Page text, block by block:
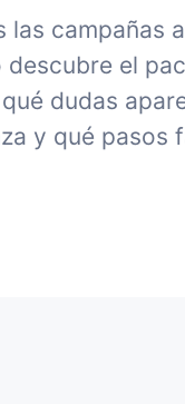
las campañas
el
dudas
y qué pasos